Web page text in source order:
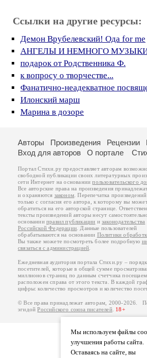
Ссылки на другие ресурсы:
Демон Врубелевский! Ода for me
АНГЕЛЫ И НЕМНОГО МУЗЫКИ.
подарок от Родственника Ф.
к вопросу о творчестве...
Фанатично-неадекватное
Илонский марш
Марина в дозоре
Мы используем файлы
улучшения работы сайта.
Оставаясь на сайте, вы
Авторы Произведения Рецензии
Вход для авторов
О портале
Портал Стихи.ру предоставляет авторам
свободной публикации своих литературных
сети Интернет на основаниипользовательского
Все авторские права на произведения
и охраняются законом . Перепечатка
только с согласия его автора, к которому вы
обратиться на его авторской странице.
тексты произведений авторы несут
основанииправил публикации изаконодательства
Российской Федерации . Данные пользователей
обрабатываются на основании Политики
Вы также можете посмотреть более подробную
связаться с администрацией
Ежедневная аудитория портала Стихи.ру –
посетителей, которые в общей сумме
миллионов страниц по данным счетчика
расположен справа от этого текста. В каждой
цифры: количество просмотров и количество
© Все права принадлежат авторам, 2000-2026.
эгидойРоссийского союза писателей. 18+